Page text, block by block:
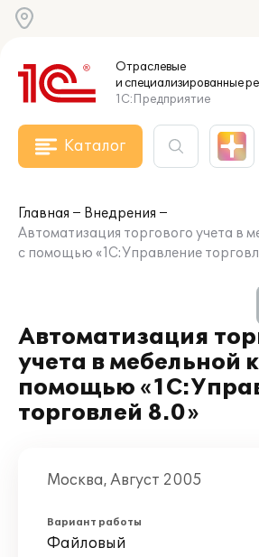
Отраслевые
и специализированные
1С:Предприятие
Каталог
Главная
Внедрения
Автоматизация торгового учета в
с помощью «1С:Управление
Автоматизация
учета в мебельной
помощью
торговлей 8.0»
Москва, Август 2005
Вариант работы
Файловый